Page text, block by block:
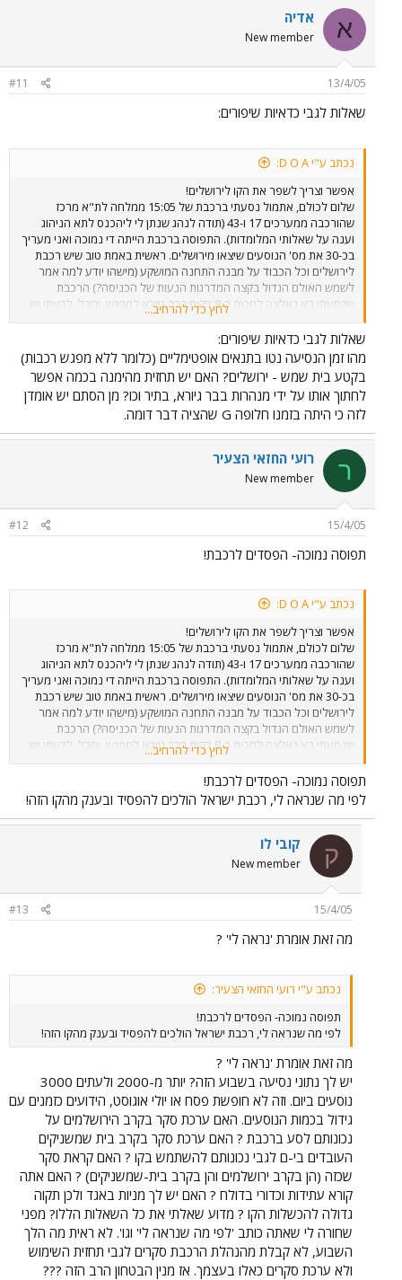
א אדיה
New member
13/4/05
#11
שאלות לגבי כדאיות שיפורים:
נכתב ע"י D O A:
אפשר וצריך לשפר את הקו לירושלים!
שלום לכולם, אתמול נסעתי ברכבת של 15:05 ממלחה לת"א מרכז
שהורכבה ממערכים 17 ו-43 (תודה לנהג שנתן לי ליהכנס לתא הניהוג
וענה על שאלותי המלומדות). התפוסה ברכבת הייתה די נמוכה ואני מעריך
בכ-30 את מס' הנוסעים שיצאו מירושלים. ראשית באמת טוב שיש רכבת
לירושלים וכל הכבוד על מבנה התחנה המושקע (מישהו יודע למה אמר
לשמש האולם הגדול בקצה המדרגות הנעות של הכניסה?) הרכבת
שנסעתי בא נאלצה לחכות כ-8 דקות בבר גיורא למפגש, וחבל, לדעתי יש
עוד מספר קטעים שבהן ניתן לבצע הכפלות של הקו שיחסכו את ההמתנה
המיותרת ויאשפרו להגביר את התדירות. כמו כן אני חושב שיש מס' פיתולים
בקו שניתן ליישר מבלי לחצוב מנהרות (ואני לא מדבר רק איזור שמורת
הטבע) אלא לדוגמא הפיתול בכניסה למחצבה בבית שמש (ניתן גם לבצע
הכפלה בקטע הזה), וכמו כן פיתולים באיזור המפגש עם כביש 3. אני רוצה
להזכיר לכם, שאחת הסיבות שחלופה S נבחרה בשלב הרשאון כי דיברו על
הבדל משמעותי). לדעתי על רכבת ישראל להביא בשנית מערך נוטה
לבחינה בקו החדש, יש לזכור שזה לא צריך להיות קו משני גם לאחר הקמת
קו A1, זה צריך להיות קו שישרת את דרום ירושלים. ולכן צריך לנסות לעשות
את כל מה שניתן ע"מ להפוך אותי לאלטרנטיבה שפוייה לרכב פרטי /
אוטובוסים. חבל שאף אחד מהאנשים שכבר מסעו בקו לא כתב במה ניתן
לשפר אותו לדעתו (כמובן חוץ מלהוריד את הפרסומות מהמערכים...)
לחץ כדי להרחיב...
שאלות לגבי כדאיות שיפורים:
מהו זמן הנסיעה נטו בתנאים אופטימליים (כלומר ללא מפגש רכבות)
בקטע בית שמש - ירושלים? האם יש תחזית מהימנה בכמה אפשר
לחתוך אותו על ידי מנהרות בבר גיורא, בתיר וכו? מן הסתם יש אומדן
לזה כי היתה בזמנו חלופה G שהציה דבר דומה.
ר רועי החזאי הצעיר
New member
15/4/05
#12
תפוסה נמוכה- הפסדים לרכבת!
נכתב ע"י D O A:
אפשר וצריך לשפר את הקו לירושלים!
שלום לכולם, אתמול נסעתי ברכבת של 15:05 ממלחה לת"א מרכז
שהורכבה ממערכים 17 ו-43 (תודה לנהג שנתן לי ליהכנס לתא הניהוג
וענה על שאלותי המלומדות). התפוסה ברכבת הייתה די נמוכה ואני מעריך
בכ-30 את מס' הנוסעים שיצאו מירושלים. ראשית באמת טוב שיש רכבת
לירושלים וכל הכבוד על מבנה התחנה המושקע (מישהו יודע למה אמר
לשמש האולם הגדול בקצה המדרגות הנעות של הכניסה?) הרכבת
שנסעתי בא נאלצה לחכות כ-8 דקות בבר גיורא למפגש, וחבל, לדעתי יש
עוד מספר קטעים שבהן ניתן לבצע הכפלות של הקו שיחסכו את ההמתנה
המיותרת ויאשפרו להגביר את התדירות. כמו כן אני חושב שיש מס' פיתולים
בקו שניתן ליישר מבלי לחצוב מנהרות (ואני לא מדבר רק איזור שמורת
הטבע) אלא לדוגמא הפיתול בכניסה למחצבה בבית שמש (ניתן גם לבצע
הכפלה בקטע הזה), וכמו כן פיתולים באיזור המפגש עם כביש 3. אני רוצה
הבדל משמעותי). לדעתי על רכבת ישראל להביא בשנית מערך נוטה
לבחינה בקו החדש, יש לזכור שזה לא צריך להיות קו משני גם לאחר הקמת
קו A1, זה צריך להיות קו שישרת את דרום ירושלים. ולכן צריך לנסות לעשות
אוטובוסים. חבל שאף אחד מהאנשים שכבר מסעו בקו לא כתב במה ניתן
לחץ כדי להרחיב...
תפוסה נמוכה- הפסדים לרכבת!
לפי מה שנראה לי, רכבת ישראל הולכים להפסיד ובענק מהקו הזה!
ק קובי לו
New member
15/4/05
#13
מה זאת אומרת 'נראה לי' ?
נכתב ע"י רועי החזאי הצעיר:
תפוסה נמוכה- הפסדים לרכבת!
לפי מה שנראה לי, רכבת ישראל הולכים להפסיד ובענק מהקו הזה!
מה זאת אומרת 'נראה לי' ?
יש לך נתוני נסיעה בשבוע הזה? יותר מ-2000 ולעתים 3000
נוסעים ביום. וזה לא חופשת פסח או יולי אוגוסט, הידועים כזמנים עם
גידול בכמות הנוסעים. האם ערכת סקר בקרב הירושלמים על
נכונותם לסע ברכבת ? האם ערכת סקר בקרב בית שמשניקים
העובדים בי-ם לגבי נכונותם להשתמש בקו ? האם קראת סקר
שכזה (הן בקרב ירושלמים והן בקרב בית-שמשניקים) ? האם אתה
קורא עתידות וכדורי בדולח ? האם יש לך מניות באגד ולכן תקוה
גדולה להכשלות הקו ? מדוע שאלתי את כל השאלות הללו? מפני
שחורה לי שאתה כותב 'לפי מה שנראה לי' וגו'. לא ראית מה הלך
השבוע, לא קבלת מהנהלת הרכבת סקרים לגבי תחזית השימוש
ולא ערכת סקרים כאלו בעצמך. אז מנין הבטחון הרב הזה ???